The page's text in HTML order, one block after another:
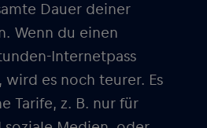
Dauer deiner
Wenn du einen
Internetpass
es noch teurer. Es
Tarife, z. B. nur für